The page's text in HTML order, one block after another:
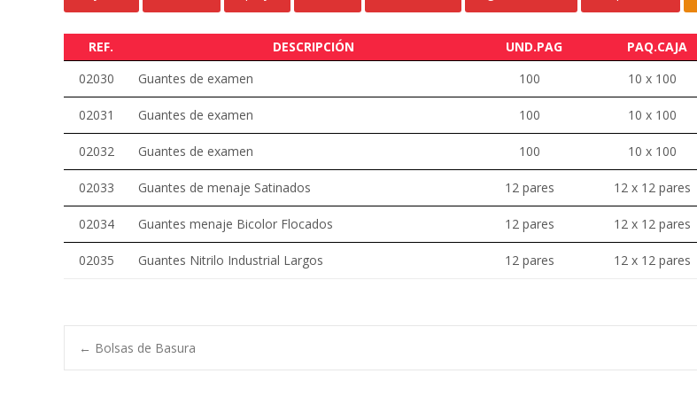
REF. DESCRIPCIÓN UND.PAG PAQ.CAJA
02030
Guantes de examen 100 10 x 100
02031 Guantes de examen 100 10 x 100
02032 Guantes de examen 100 10 x 100
02033 Guantes de menaje Satinados 12 pares 12 x 12 pares
02034 Guantes menaje Bicolor Flocados 12 pares 12 x 12 pares
02035 Guantes Nitrilo Industrial Largos 12 pares 12 x 12 pares
Navegación
← Bolsas de Basura